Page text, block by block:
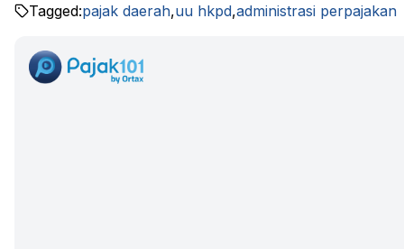
Tagged:pajak daerah,uu hkpd,administrasi perpajakan